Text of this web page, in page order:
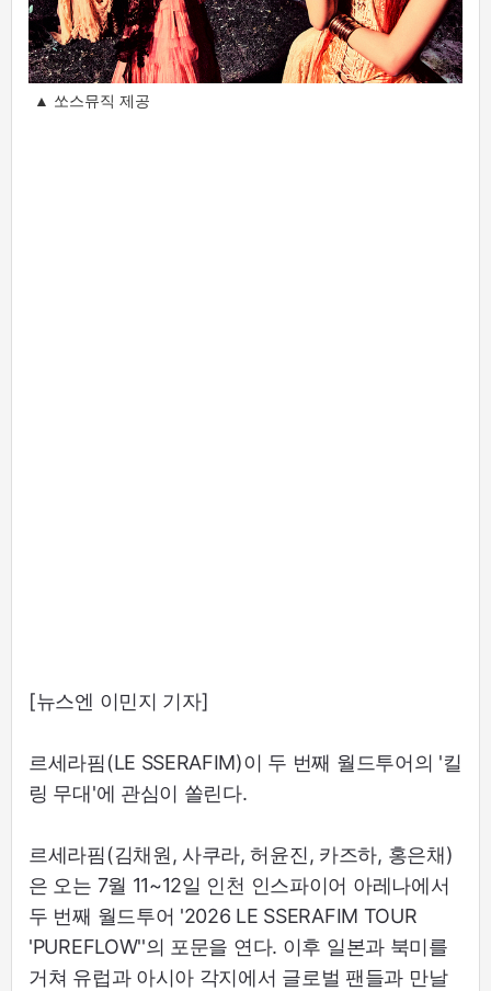
▲ 쏘스뮤직 제공
[뉴스엔 이민지 기자]
르세라핌(LE SSERAFIM)이 두 번째 월드투어의 '킬
링 무대'에 관심이 쏠린다.
르세라핌(김채원, 사쿠라, 허윤진, 카즈하, 홍은채)
은 오는 7월 11~12일 인천 인스파이어 아레나에서
두 번째 월드투어 '2026 LE SSERAFIM TOUR
'PUREFLOW''의 포문을 연다. 이후 일본과 북미를
거쳐 유럽과 아시아 각지에서 글로벌 팬들과 만날